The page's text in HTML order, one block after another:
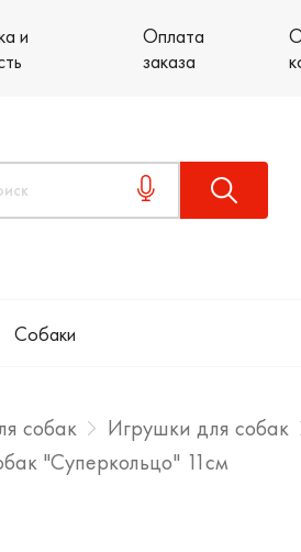
и
Оплата
заказа
Собаки
собак Игрушки для собак
"Суперкольцо" 11см